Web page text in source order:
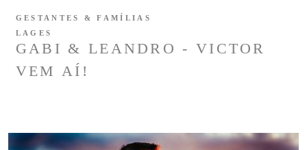
GABI & LEANDRO - VICTOR
VEM AÍ!
GESTANTES & FAMÍLIAS
LAGES